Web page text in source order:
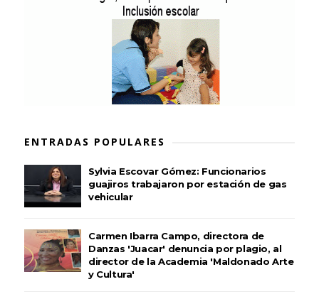
ENTRADAS POPULARES
Sylvia Escovar Gómez: Funcionarios
guajiros trabajaron por estación de gas
vehicular
Carmen Ibarra Campo, directora de
Danzas 'Juacar' denuncia por plagio, al
director de la Academia 'Maldonado Arte
y Cultura'